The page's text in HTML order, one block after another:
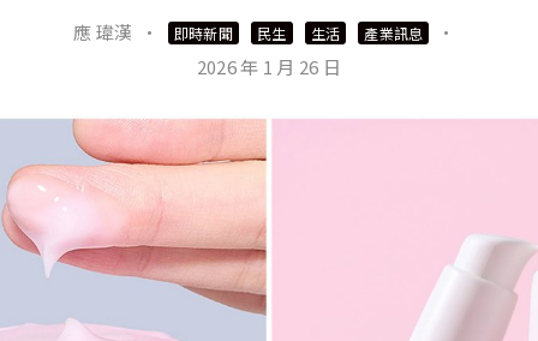
應 瑋漢 · 即時新聞 民生 生活 產業訊息
·
2026 年 1 月 26 日